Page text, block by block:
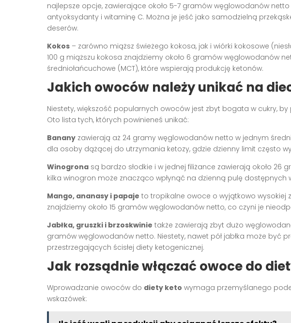
najlepsze opcje, zawierające około 5-7 gramów węglowodanów
antyoksydanty i witaminę C. Można je jeść jako samodzielną
deserów.
Kokos – zarówno miąższ świeżego kokosa, jak i wiórki kokosowe
100 g miąższu kokosa znajdziemy około 6 gramów węglowodanów
średniołańcuchowe (MCT), które wspierają produkcję ketonów.
Jakich owoców należy unikać na
Niestety, większość popularnych owoców jest zbyt bogata w cukry, by
Oto lista tych, których powinieneś unikać:
Banany zawierają aż 24 gramy węglowodanów netto w jednym
dla osoby dążącej do utrzymania ketozy, gdzie dzienny limit często
Winogrona są bardzo słodkie i w jednej filiżance zawierają około 26
kilka winogron może znacząco wpłynąć na dzienną pulę dostępnych
Mango, ananasy i papaje to tropikalne owoce o wyjątkowo wysokiej
znajdziemy około 15 gramów węglowodanów netto, co czyni je
Jabłka, gruszki i brzoskwinie także zawierają zbyt dużo
gramów węglowodanów netto. Niestety, nawet pół jabłka może być
przestrzegających ścisłej diety ketogenicznej.
Jak rozsądnie włączać owoce do
Wprowadzanie owoców do diety keto wymaga przemyślanego
wskazówek: